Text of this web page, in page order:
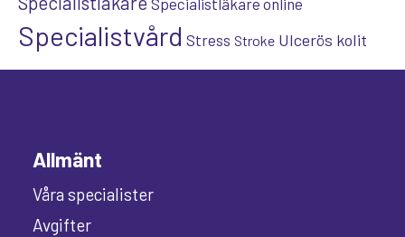
Specialistläkare online
Specialistvård Stress Stroke Ulcerös kolit
Allmänt
Våra specialister
Avgifter